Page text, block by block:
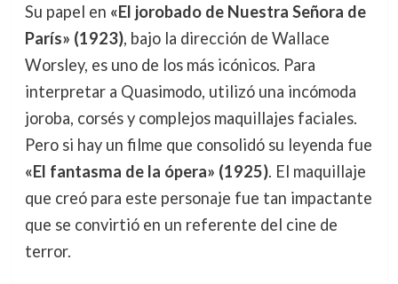
Su papel en «El jorobado de Nuestra Señora de
París» (1923), bajo la dirección de Wallace
Worsley, es uno de los más icónicos. Para
interpretar a Quasimodo, utilizó una incómoda
joroba, corsés y complejos maquillajes faciales.
Pero si hay un filme que consolidó su leyenda fue
«El fantasma de la ópera» (1925). El maquillaje
que creó para este personaje fue tan impactante
que se convirtió en un referente del cine de
terror.